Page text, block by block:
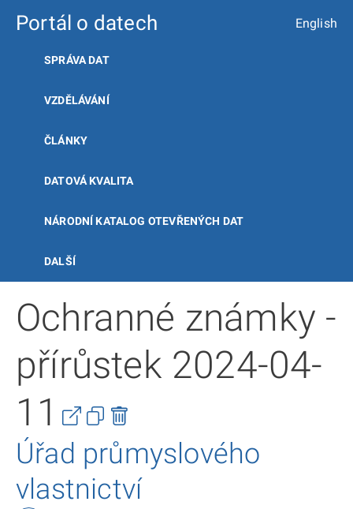
Portál o datech English
SPRÁVA DAT
VZDĚLÁVÁNÍ
ČLÁNKY
DATOVÁ KVALITA
NÁRODNÍ KATALOG OTEVŘENÝCH DAT
DALŠÍ
Ochranné známky -
přírůstek 2024-04-
11
Úřad průmyslového
vlastnictví